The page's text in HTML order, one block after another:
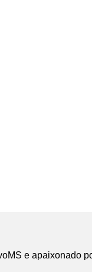
e apaixonado